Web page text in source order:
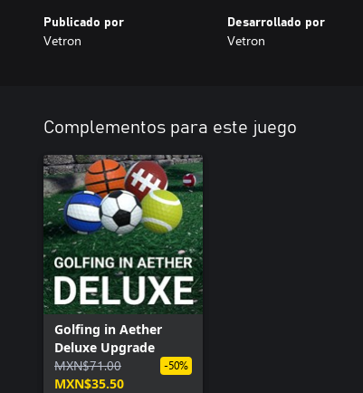
Publicado por
Vetron
Desarrollado por
Vetron
Complementos para este juego
Golfing in Aether
Deluxe Upgrade
MXN$71.00
MXN$35.50
-50%